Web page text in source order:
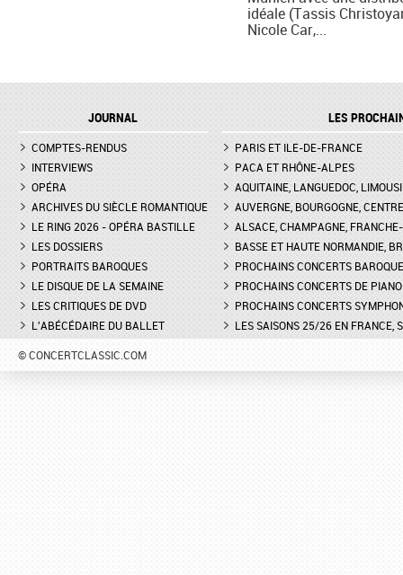
idéale (Tassis
Nicole Car,...
JOURNAL
COMPTES-RENDUS
INTERVIEWS
OPÉRA
ARCHIVES DU SIÈCLE ROMANTIQUE
LE RING 2026 - OPÉRA BASTILLE
LES DOSSIERS
PORTRAITS BAROQUES
LE DISQUE DE LA SEMAINE
LES CRITIQUES DE DVD
L'ABÉCÉDAIRE DU BALLET
LES
PARIS ET ILE-DE-FRANCE
PACA ET RHÔNE-ALPES
AQUITAINE, LANGUEDOC,
AUVERGNE, BOURGOGNE, CENTRE
ALSACE, CHAMPAGNE,
BASSE ET HAUTE NORMANDIE,
PROCHAINS CONCERTS
PROCHAINS CONCERTS DE PIANO
PROCHAINS CONCERTS
LES SAISONS 25/26 EN FRANCE,
© CONCERTCLASSIC.COM